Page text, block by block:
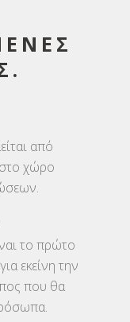
από
στο χώρο
το πρώτο
εκείνη την
που θα